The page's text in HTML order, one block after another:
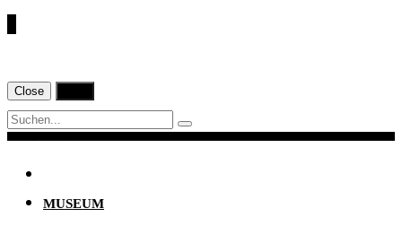
Close
Navigation
MUSEUM